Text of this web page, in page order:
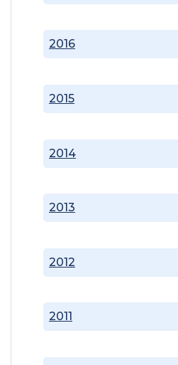
2011
2012
2013
2014
2015
2016